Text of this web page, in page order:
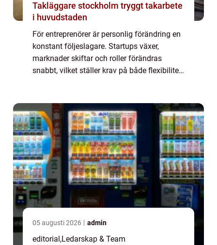
Takläggare stockholm tryggt takarbete
i huvudstaden
För entreprenörer är personlig förändring en
konstant följeslagare. Startups växer,
marknader skiftar och roller förändras
snabbt, vilket ställer krav på både flexibilitet
05 augusti 2026 admin
editorial ,Ledarskap & Team